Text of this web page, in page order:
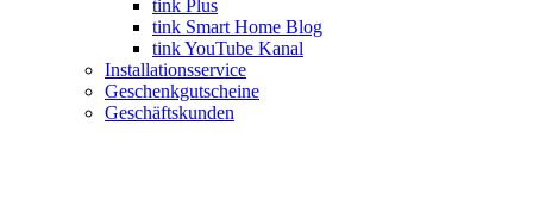
tink Plus
tink Smart Home Blog
tink YouTube Kanal
Installationsservice
Geschenkgutscheine
Geschäftskunden